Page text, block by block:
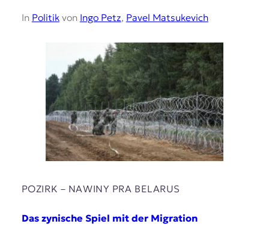
In Politikvon Ingo Petz, Pavel Matsukevich
POZIRK – NAWІNY PRA BELARUS
Das zynische Spiel mit der Migration